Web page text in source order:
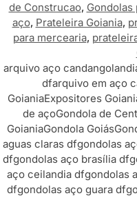
de Construcao, Gondolas
aço, Prateleira Goiania,
para mercearia,
arquivo aço
dfarquivo em aço
GoianiaExpositores
de açoGondola de
GoianiaGondola Goiás
aguas claras dfgondolas
dfgondolas aço brasília df
aço ceilandia dfgondolas
dfgondolas aço guara df